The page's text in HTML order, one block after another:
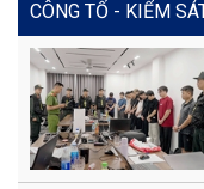
CÔNG TỐ - KIỂM